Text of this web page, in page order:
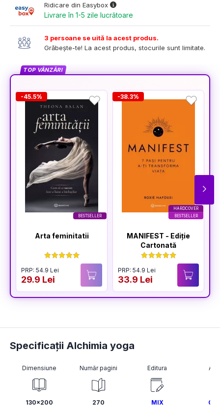
Ridicare din Easybox
Livrare în 1-5 zile lucrătoare
3 persoane se uită la acest produs.
Grăbește-te! La acest produs, stocurile sunt limitate.
TOP VÂNZĂRI
BESTSELLER
-45.5%
Arta feminitatii
PRP: 54.9 Lei
29.9 Lei
HARDCOVER
BESTSELLER
-38.3%
MANIFEST - Ediție
Cartonată
PRP: 54.9 Lei
33.9 Lei
Specificații Alchimia yoga
Dimensiune
130x200
Număr pagini
270
Editura
MIX